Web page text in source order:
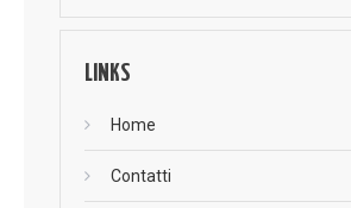
LINKS
Home
Contatti